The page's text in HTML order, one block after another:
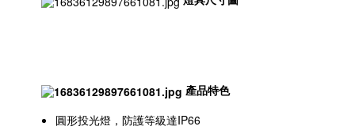
產品特色
圓形投光燈，防護等級達IP66